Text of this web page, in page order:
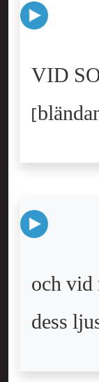
VID
och vid
dess